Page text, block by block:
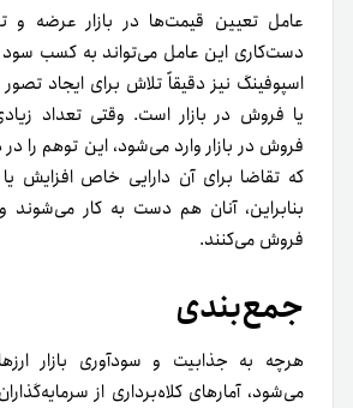
عامل تعیین قیمت‌ها در بازار عرضه‌ و
دست‌کاری این عامل می‌تواند به کسب
اسپوفینگ نیز دقیقاً تلاش برای ایجاد
یا فروش در بازار است. وقتی تعداد
فروش در بازار وارد می‌شود، این توهم را در
که تقاضا برای آن دارایی خاص افزایش
بنابراین، آنان هم دست به کار می‌شوند
فروش می‌کنند.
جمع‌بندی
هرچه به جذابیت و سودآوری بازار
می‌شود، آمارهای کلاه‌برداری از